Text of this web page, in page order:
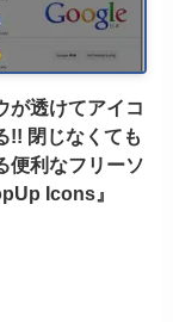
が透けてアイコ
!! 閉じなくても
便利なフリーソ
Icons』